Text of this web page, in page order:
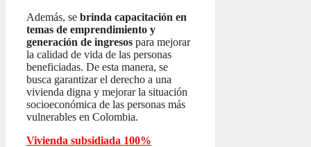
Además, se brinda capacitación en
temas de emprendimiento y
generación de ingresos para mejorar
la calidad de vida de las personas
beneficiadas. De esta manera, se
busca garantizar el derecho a una
vivienda digna y mejorar la situación
socioeconómica de las personas más
vulnerables en Colombia.
Vivienda subsidiada 100%